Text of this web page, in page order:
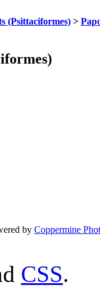
(Psittaciformes) >
by Coppermine
CSS.